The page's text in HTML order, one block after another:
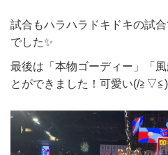
試合もハラハラドキドキの試
でした✨
最後は「本物ゴーディー」「
とができました！可愛い(/